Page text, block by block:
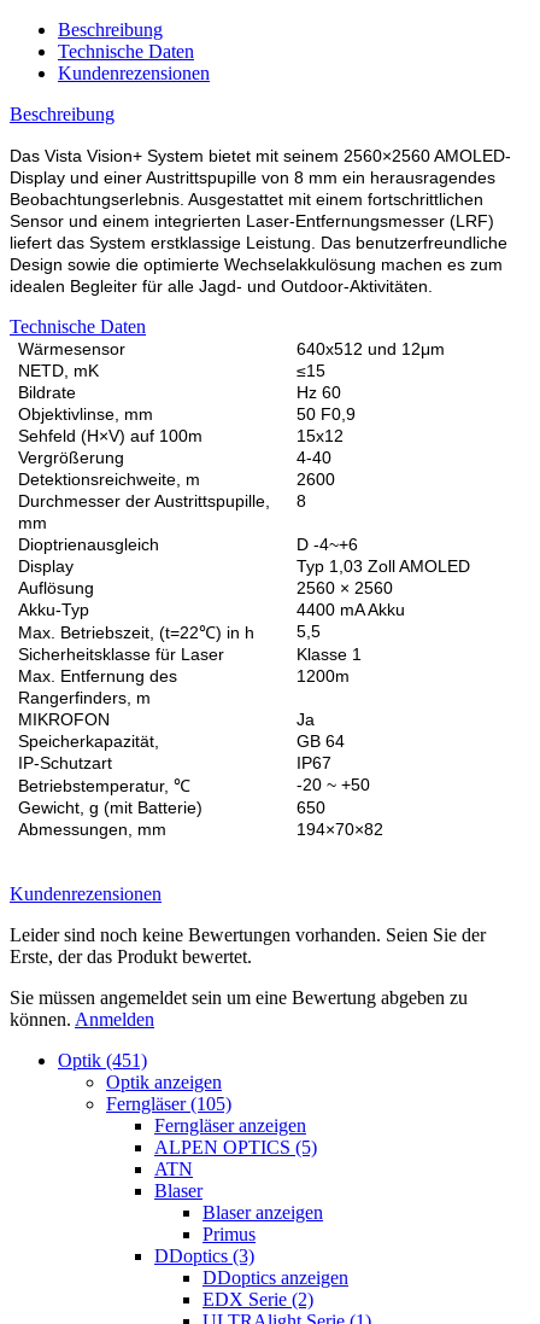
Beschreibung
Technische Daten
Kundenrezensionen
Beschreibung
Das Vista Vision+ System bietet mit seinem 2560×2560 AMOLED-
Display und einer Austrittspupille von 8 mm ein herausragendes
Beobachtungserlebnis. Ausgestattet mit einem fortschrittlichen
Sensor und einem integrierten Laser-Entfernungsmesser (LRF)
liefert das System erstklassige Leistung. Das benutzerfreundliche
Design sowie die optimierte Wechselakkulösung machen es zum
idealen Begleiter für alle Jagd- und Outdoor-Aktivitäten.
Technische Daten
Wärmesensor
640x512 und 12μm
NETD, mK
≤15
Bildrate
Hz 60
Objektivlinse, mm
50 F0,9
Sehfeld (H×V) auf 100m
15x12
Vergrößerung
4-40
Detektionsreichweite, m
2600
Durchmesser der Austrittspupille,
mm
8
Dioptrienausgleich
D -4~+6
Display
Typ 1,03 Zoll AMOLED
Auflösung
2560 × 2560
Akku-Typ
4400 mA Akku
Max. Betriebszeit, (t=22℃) in h
5,5
Sicherheitsklasse für Laser
Klasse 1
Max. Entfernung des
Rangerfinders, m
1200m
MIKROFON
Ja
Speicherkapazität,
GB 64
IP-Schutzart
IP67
Betriebstemperatur, ℃
-20 ~ +50
Gewicht, g (mit Batterie)
650
Abmessungen, mm
194×70×82
Kundenrezensionen
Leider sind noch keine Bewertungen vorhanden. Seien Sie der
Erste, der das Produkt bewertet.
Sie müssen angemeldet sein um eine Bewertung abgeben zu
können. Anmelden
Optik (451)
Optik anzeigen
Ferngläser (105)
Ferngläser anzeigen
ALPEN OPTICS (5)
ATN
Blaser
Blaser anzeigen
Primus
DDoptics (3)
DDoptics anzeigen
EDX Serie (2)